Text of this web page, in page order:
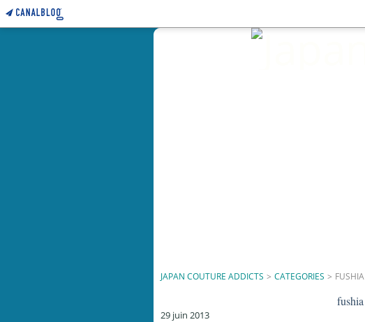
JAPAN COUTURE ADDICTS > CATEGORIES > FUSHIA
fushia
29 juin 2013